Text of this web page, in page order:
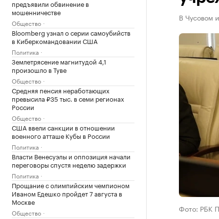
предъявили обвинение в
мошенничестве
Общество
Bloomberg узнал о серии самоубийств
в Киберкомандовании США
Политика
Землетрясение магнитудой 4,1
произошло в Туве
Общество
Средняя пенсия неработающих
превысила ₽35 тыс. в семи регионах
России
Общество
США ввели санкции в отношении
военного атташе Кубы в России
Политика
Власти Венесуэлы и оппозиция начали
переговоры спустя неделю задержки
Политика
Прощание с олимпийским чемпионом
Иваном Едешко пройдет 7 августа в
Москве
Общество
В Чусовом
Фото: РБК